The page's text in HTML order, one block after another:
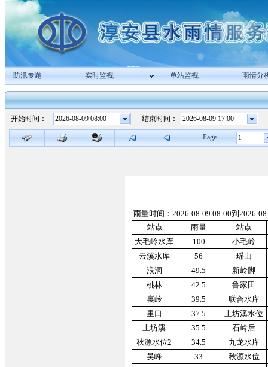
防汛专题 实时监视 单站监视 雨情分
开始时间： 结束时间：
Page